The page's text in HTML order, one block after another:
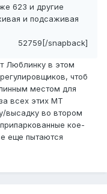
623 и другие
и подсаживая
52759[/snapback]
Люблинку в этом
чтоб
местом для
всех этих МТ
высадку во втором
кое-
еще пытаются